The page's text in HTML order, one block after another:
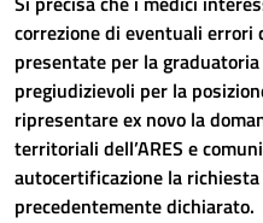
correzione di eventuali errori
presentate per la
pregiudizievoli per la
ripresentare ex novo la
territoriali dell’ARES e
autocertificazione la
precedentemente dichiarato.